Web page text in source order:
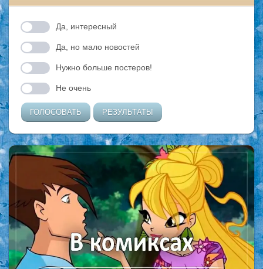
Да, интересный
Да, но мало новостей
Нужно больше постеров!
Не очень
ГОЛОСОВАТЬ РЕЗУЛЬТАТЫ